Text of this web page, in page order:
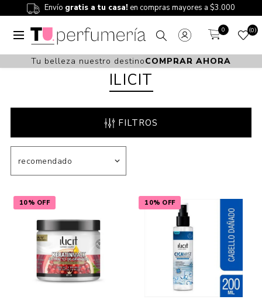
Envío gratis a tu casa! en compras mayores a $3.000
0 0
Tu belleza nuestro destinoCOMPRAR AHORA
ILICIT
FILTROS
10% OFF 10% OFF